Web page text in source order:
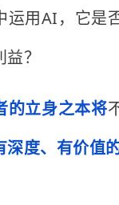
运用AI，它
？
的立身之本将
度、有价值